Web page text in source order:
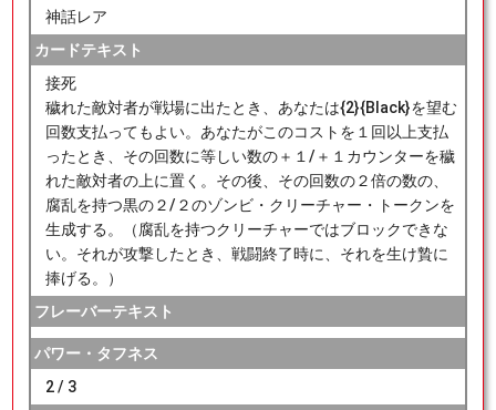
神話レア
カードテキスト
接死
穢れた敵対者が戦場に出たとき、あなたは{2}{Black}を望む
回数支払ってもよい。あなたがこのコストを１回以上支払
ったとき、その回数に等しい数の＋１/＋１カウンターを穢
れた敵対者の上に置く。その後、その回数の２倍の数の、
腐乱を持つ黒の２/２のゾンビ・クリーチャー・トークンを
生成する。（腐乱を持つクリーチャーではブロックできな
い。それが攻撃したとき、戦闘終了時に、それを生け贄に
捧げる。）
フレーバーテキスト
パワー・タフネス
2 / 3